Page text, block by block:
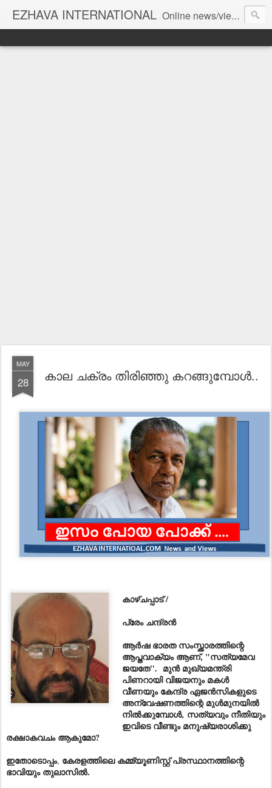
EZHAVA INTERNATIONAL Online news/views JOURNAL... Connecting the community worldwide Editorial Director: Prem Chandran
MAY
28 കാല ചക്രം തിരിഞ്ഞു കറങ്ങുമ്പോൾ..
കാഴ്ചപ്പാട്‌ /
പ്രേം ചന്ദ്രൻ
ആർഷ ഭാരത സംസ്ക്കാരത്തിന്റെ
ആപ്തവാക്യം ആണ്, "സത്യമേവ
ജയതേ". മുൻ മുഖ്യമന്ത്രി
പിണറായി വിജയനും മകൾ
വീണയും കേന്ദ്ര ഏജൻസികളുടെ
അന്വേഷണത്തിന്റെ മുൾമുനയിൽ
നിൽക്കുമ്പോൾ, സത്യവും നീതിയും
ഇവിടെ വീണ്ടും മനുഷ്യരാശിക്കു
രക്ഷാകവചം ആകുമോ?
ഇതോടൊപ്പം, കേരളത്തിലെ കമ്മ്യൂണിസ്റ്റ് പ്രസ്ഥാനത്തിന്റെ
ഭാവിയും തുലാസിൽ.